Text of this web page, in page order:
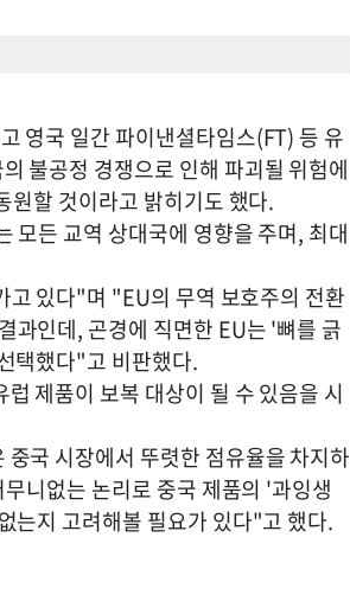
영국 일간 파이낸셜타임스(FT) 등 유
불공정 경쟁으로 인해 파괴될 위험에
원할 것이라고 밝히기도 했다.
모든 교역 상대국에 영향을 주며, 최대
고 있다"며 "EU의 무역 보호주의 전환
과인데, 곤경에 직면한 EU는 '뼈를 긁
택했다"고 비판했다.
제품이 보복 대상이 될 수 있음을 시
국 시장에서 뚜렷한 점유율을 차지하
니없는 논리로 중국 제품의 '과잉생
는지 고려해볼 필요가 있다"고 했다.